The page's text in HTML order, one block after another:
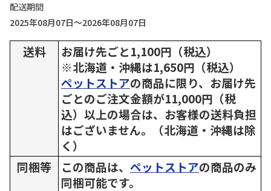
配送期間
2025年08月07日～2026年08月07日
送料
お届け先ごと1,100円（税込）
※北海道・沖縄は1,650円（税込）
ペットストアの商品に限り、お届け先
ごとのご注文金額が11,000円（税
込）以上の場合は、お客様の送料負担
はございません。（北海道・沖縄は除
く）
同梱等
この商品は、 ペットストアの商品のみ
同梱可能です。